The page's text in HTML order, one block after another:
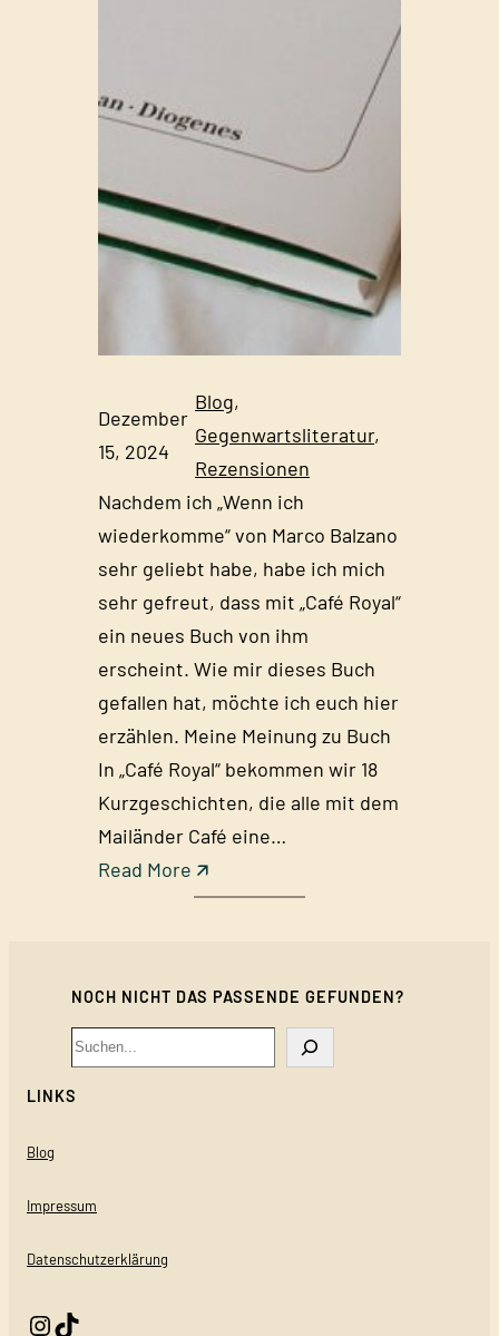
Dezember
15, 2024
Blog
Gegenwartsliteratur
Rezensionen
Nachdem ich „Wenn ich
wiederkomme“ von Marco Balzano
sehr geliebt habe, habe ich mich
sehr gefreut, dass mit „Café Royal“
ein neues Buch von ihm
erscheint. Wie mir dieses Buch
gefallen hat, möchte ich euch hier
erzählen. Meine Meinung zu Buch
In „Café Royal“ bekommen wir 18
Kurzgeschichten, die alle mit dem
Mailänder Café eine…
Read More 🡭:
C
é
R
o
NOCH NICHT DAS PASSENDE GEFUNDEN?
Search
LINKS
Blog
Impressum
Datenschutzerklärung
Instagram
TikTok